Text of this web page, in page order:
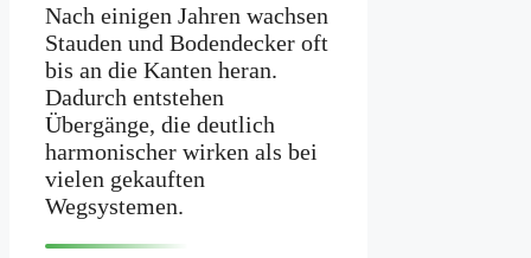
Nach einigen Jahren wachsen
Stauden und Bodendecker oft
bis an die Kanten heran.
Dadurch entstehen
Übergänge, die deutlich
harmonischer wirken als bei
vielen gekauften
Wegsystemen.